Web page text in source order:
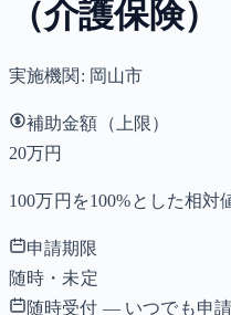
（介護保険）
実施機関: 岡山市
補助金額（上限）
20万円
100万円を100%とした相対
申請期限
随時・未定
随時受付 — いつでも申